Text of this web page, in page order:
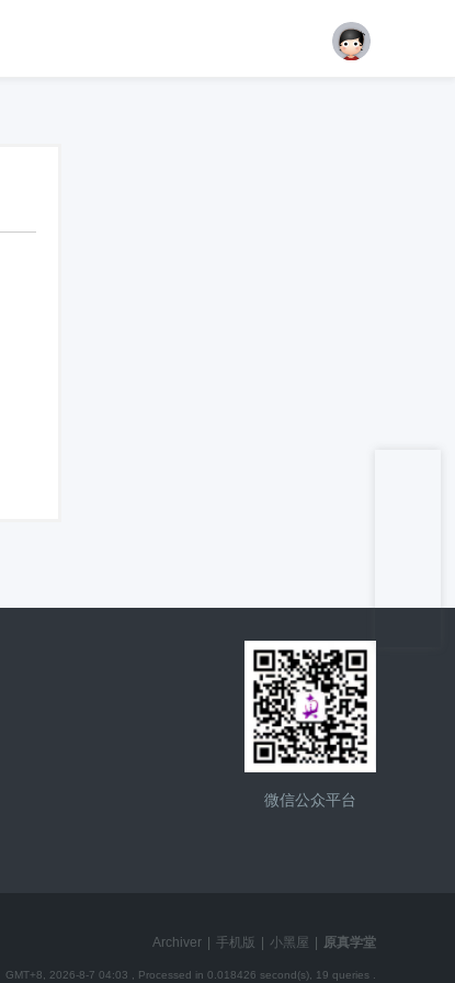
微信公众平台
Archiver 手机版 小黑屋 原真学堂
GMT+8, 2026-8-7 04:03 , Processed in 0.018426 second(s), 19 queries .